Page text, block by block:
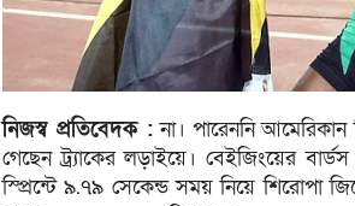
নিজস্ব প্রতিবেদক : না। পারেননি আমেরিকান
গেছেন ট্র্যাকের লড়াইয়ে। বেইজিংয়ের
স্প্রিন্টে ৯.৭৯ সেকেন্ড সময় নিয়ে শিরোপা